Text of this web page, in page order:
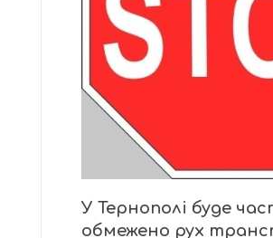
У Тернополі буде
обмежено рух